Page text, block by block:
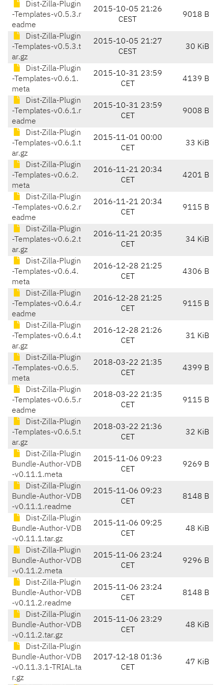
Dist-Zilla-Plugin
-Templates-v0.5.3.r
eadme
2015-10-05 21:26
CEST
9018 B
Dist-Zilla-Plugin
-Templates-v0.5.3.t
ar.gz
2015-10-05 21:27
CEST
30 KiB
Dist-Zilla-Plugin
-Templates-v0.6.1.
meta
2015-10-31 23:59
CET
4139 B
Dist-Zilla-Plugin
-Templates-v0.6.1.r
eadme
2015-10-31 23:59
CET
9008 B
Dist-Zilla-Plugin
-Templates-v0.6.1.t
ar.gz
2015-11-01 00:00
CET
33 KiB
Dist-Zilla-Plugin
-Templates-v0.6.2.
meta
2016-11-21 20:34
CET
4201 B
Dist-Zilla-Plugin
-Templates-v0.6.2.r
eadme
2016-11-21 20:34
CET
9115 B
Dist-Zilla-Plugin
-Templates-v0.6.2.t
ar.gz
2016-11-21 20:35
CET
34 KiB
Dist-Zilla-Plugin
-Templates-v0.6.4.
meta
2016-12-28 21:25
CET
4306 B
Dist-Zilla-Plugin
-Templates-v0.6.4.r
eadme
2016-12-28 21:25
CET
9115 B
Dist-Zilla-Plugin
-Templates-v0.6.4.t
ar.gz
2016-12-28 21:26
CET
31 KiB
Dist-Zilla-Plugin
-Templates-v0.6.5.
meta
2018-03-22 21:35
CET
4399 B
Dist-Zilla-Plugin
-Templates-v0.6.5.r
eadme
2018-03-22 21:35
CET
9115 B
Dist-Zilla-Plugin
-Templates-v0.6.5.t
ar.gz
2018-03-22 21:36
CET
32 KiB
Dist-Zilla-Plugin
Bundle-Author-VDB
-v0.11.1.meta
2015-11-06 09:23
CET
9269 B
Dist-Zilla-Plugin
Bundle-Author-VDB
-v0.11.1.readme
2015-11-06 09:23
CET
8148 B
Dist-Zilla-Plugin
Bundle-Author-VDB
-v0.11.1.tar.gz
2015-11-06 09:25
CET
48 KiB
Dist-Zilla-Plugin
Bundle-Author-VDB
-v0.11.2.meta
2015-11-06 23:24
CET
9296 B
Dist-Zilla-Plugin
Bundle-Author-VDB
-v0.11.2.readme
2015-11-06 23:24
CET
8148 B
Dist-Zilla-Plugin
Bundle-Author-VDB
-v0.11.2.tar.gz
2015-11-06 23:29
CET
48 KiB
Dist-Zilla-Plugin
Bundle-Author-VDB
-v0.11.3.1-TRIAL.ta
r.gz
2017-12-18 01:36
CET
47 KiB